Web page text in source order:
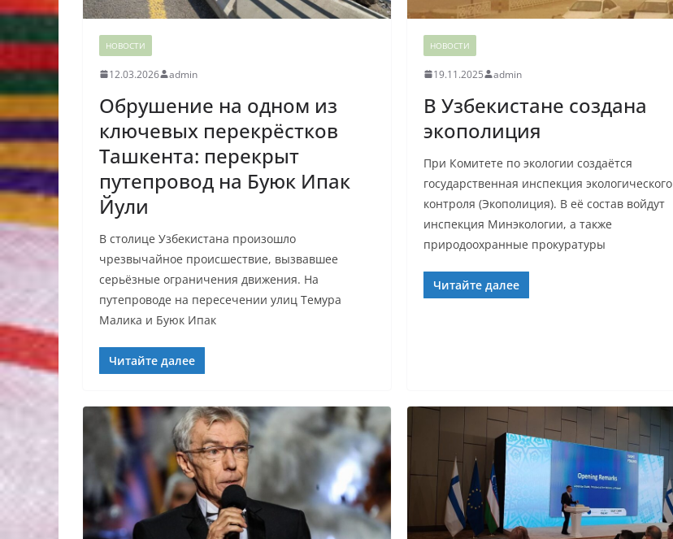
НОВОСТИ
12.03.2026 admin
Обрушение на одном из
ключевых перекрёстков
Ташкента: перекрыт
путепровод на Буюк Ипак
Йули
В столице Узбекистана произошло
чрезвычайное происшествие, вызвавшее
серьёзные ограничения движения. На
путепроводе на пересечении улиц Темура
Малика и Буюк Ипак
Читайте далее
НОВОСТИ
19.11.2025 admin
В Узбекистане создана
экополиция
При Комитете по экологии создаётся
государственная инспекция экологического
контроля (Экополиция). В её состав войдут
инспекция Минэкологии, а также
природоохранные прокуратуры
Читайте далее